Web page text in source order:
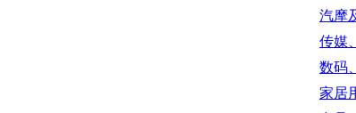
汽摩
传媒
数码
家居